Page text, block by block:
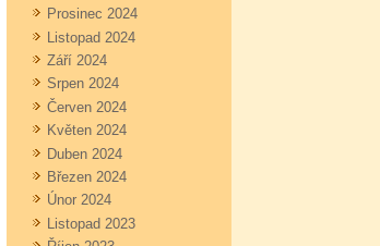
Prosinec 2024
Listopad 2024
Září 2024
Srpen 2024
Červen 2024
Květen 2024
Duben 2024
Březen 2024
Únor 2024
Listopad 2023